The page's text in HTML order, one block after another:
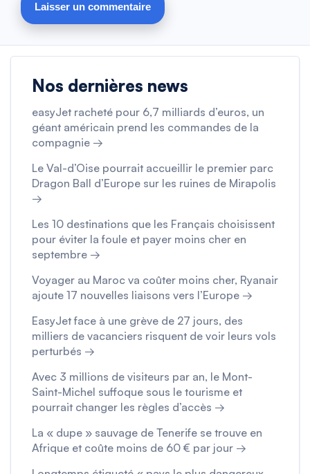
Nos dernières news
easyJet racheté pour 6,7 milliards d’euros, un
géant américain prend les commandes de la
compagnie →
Le Val-d’Oise pourrait accueillir le premier parc
Dragon Ball d’Europe sur les ruines de Mirapolis
→
Les 10 destinations que les Français choisissent
pour éviter la foule et payer moins cher en
septembre →
Voyager au Maroc va coûter moins cher, Ryanair
ajoute 17 nouvelles liaisons vers l’Europe →
EasyJet face à une grève de 27 jours, des
milliers de vacanciers risquent de voir leurs vols
perturbés →
Avec 3 millions de visiteurs par an, le Mont-
Saint-Michel suffoque sous le tourisme et
pourrait changer les règles d’accès →
La « dupe » sauvage de Tenerife se trouve en
Afrique et coûte moins de 60 € par jour →